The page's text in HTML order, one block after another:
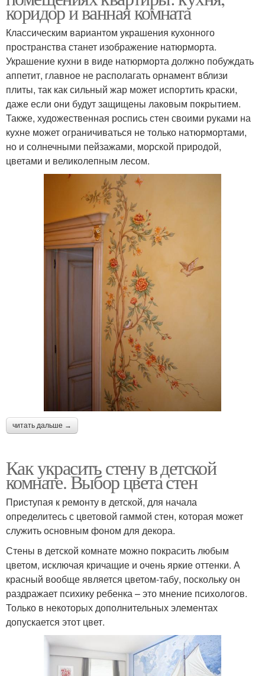
коридор и ванная комната
Классическим вариантом украшения кухонного
пространства станет изображение натюрморта.
Украшение кухни в виде натюрморта должно побуждать
аппетит, главное не располагать орнамент вблизи
плиты, так как сильный жар может испортить краски,
даже если они будут защищены лаковым покрытием.
Также, художественная роспись стен своими руками на
кухне может ограничиваться не только натюрмортами,
но и солнечными пейзажами, морской природой,
цветами и великолепным лесом.
читать дальше →
Как украсить стену в детской
комнате. Выбор цвета стен
Приступая к ремонту в детской, для начала
определитесь с цветовой гаммой стен, которая может
служить основным фоном для декора.
Стены в детской комнате можно покрасить любым
цветом, исключая кричащие и очень яркие оттенки. А
красный вообще является цветом-табу, поскольку он
раздражает психику ребенка – это мнение психологов.
Только в некоторых дополнительных элементах
допускается этот цвет.